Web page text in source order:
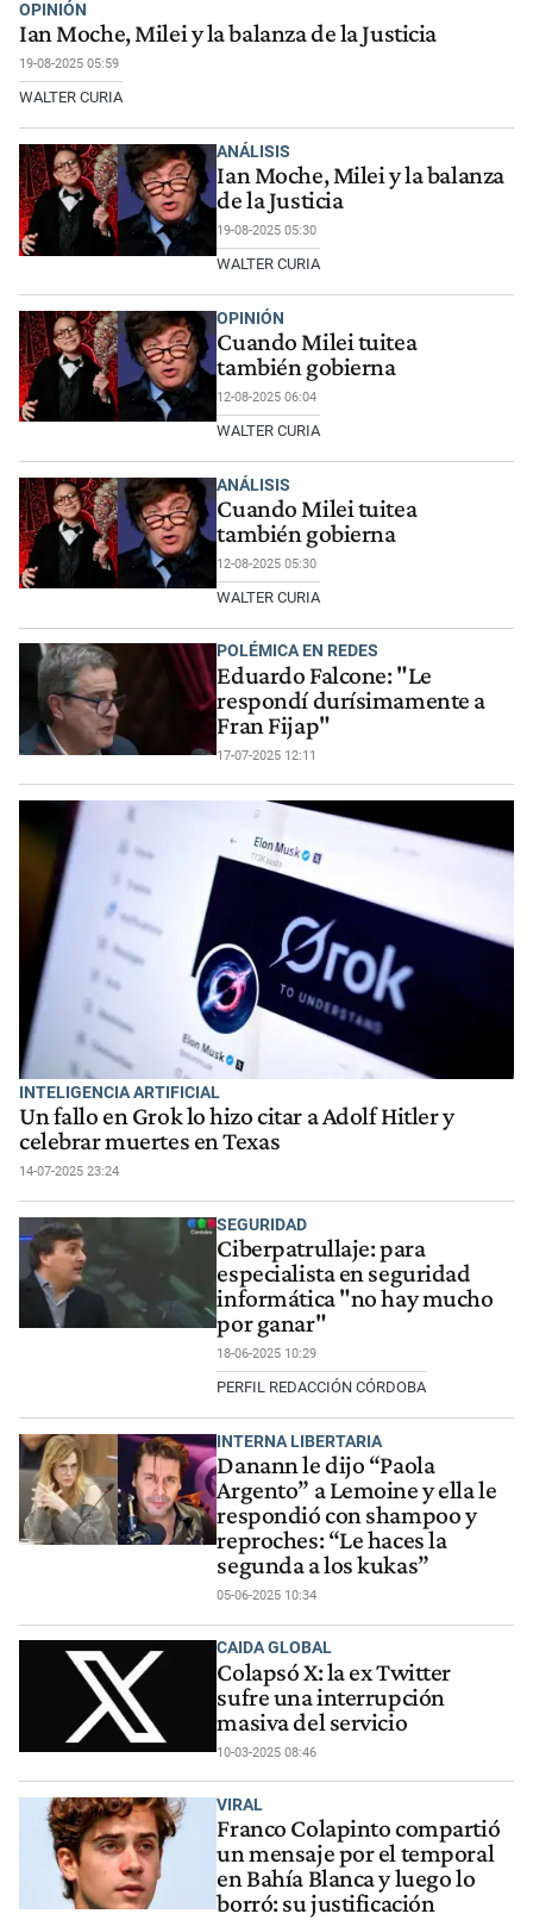
OPINIÓN
Ian Moche, Milei y la balanza de la Justicia
19-08-2025 05:59
WALTER CURIA
ANÁLISIS
Ian Moche, Milei y la balanza
de la Justicia
19-08-2025 05:30
WALTER CURIA
OPINIÓN
Cuando Milei tuitea
también gobierna
12-08-2025 06:04
WALTER CURIA
ANÁLISIS
Cuando Milei tuitea
también gobierna
12-08-2025 05:30
WALTER CURIA
POLÉMICA EN REDES
Eduardo Falcone: "Le
respondí durísimamente a
Fran Fijap"
17-07-2025 12:11
INTELIGENCIA ARTIFICIAL
Un fallo en Grok lo hizo citar a Adolf Hitler y
celebrar muertes en Texas
14-07-2025 23:24
SEGURIDAD
Ciberpatrullaje: para
especialista en seguridad
informática "no hay mucho
por ganar"
18-06-2025 10:29
PERFIL REDACCIÓN CÓRDOBA
INTERNA LIBERTARIA
Danann le dijo “Paola
Argento” a Lemoine y ella le
respondió con shampoo y
reproches: “Le haces la
segunda a los kukas”
05-06-2025 10:34
CAIDA GLOBAL
Colapsó X: la ex Twitter
sufre una interrupción
masiva del servicio
10-03-2025 08:46
VIRAL
Franco Colapinto compartió
un mensaje por el temporal
en Bahía Blanca y luego lo
borró: su justificación